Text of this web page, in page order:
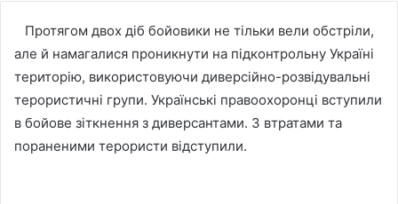
Протягом двох діб бойовики не тільки вели обстріли,
але й намагалися проникнути на підконтрольну Україні
територію, використовуючи диверсійно-розвідувальні
терористичні групи. Українські правоохоронці вступили
в бойове зіткнення з диверсантами. З втратами та
пораненими терористи відступили.